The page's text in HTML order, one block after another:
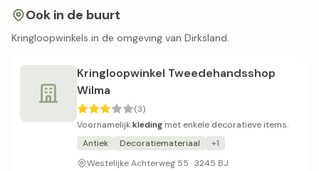
Ook in de buurt
Kringloopwinkels in de omgeving van Dirksland.
Kringloopwinkel Tweedehandsshop
Wilma
(3)
Voornamelijkkleding met enkele decoratieve items.
Antiek
Decoratiemateriaal
+1
Westelijke Achterweg 55 · 3245 BJ